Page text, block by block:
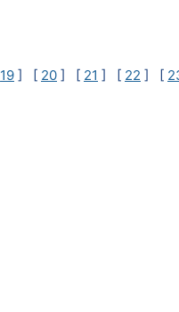
19 ] [ 20 ] [ 21 ] [ 22 ] [